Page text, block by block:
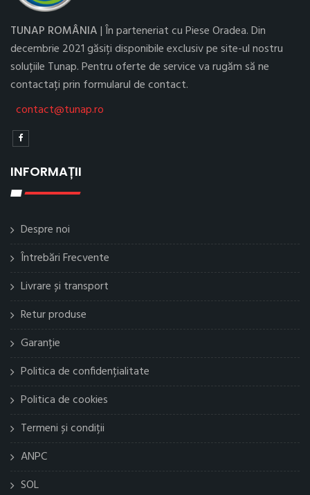
TUNAP ROMÂNIA| În parteneriat cu Piese Oradea. Din
decembrie 2021 găsiți disponibile exclusiv pe site-ul nostru
soluțiile Tunap. Pentru oferte de service va rugăm să ne
contactați prin formularul de contact.
contact@tunap.ro
INFORMAȚII
Despre noi
Întrebări Frecvente
Livrare și transport
Retur produse
Garanție
Politica de confidențialitate
Politica de cookies
Termeni și condiții
ANPC
SOL